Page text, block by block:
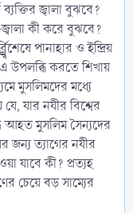
জ্বালা বুঝবে?
কী করে বুঝবে?
পানাহার ও ইন্দ্রিয়
উপলব্ধি করতে শিখায়
মুসলিমদের মধ্যে
যার নযীর বিশ্বের
আহত মুসলিম সৈন্যদের
জন্য ত্যাগের নযীর
যাবে কী? প্রত্যহ
চেয়ে বড় সাম্যের